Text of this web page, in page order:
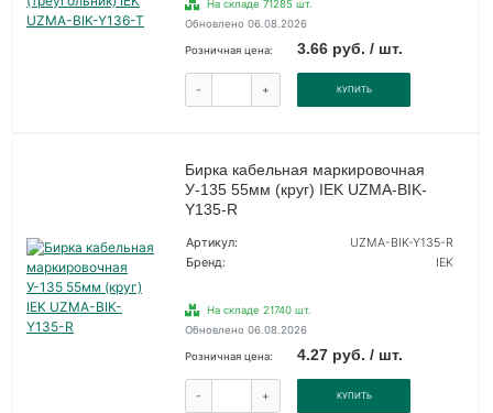
На складе 71285 шт.
Обновлено 06.08.2026
Розничная цена: 3.66 руб. / шт.
- + КУПИТЬ
Бирка кабельная маркировочная
У-135 55мм (круг) IEK UZMA-BIK-
Y135-R
Артикул:
UZMA-BIK-Y135-R
Бренд:
IEK
На складе 21740 шт.
Обновлено 06.08.2026
Розничная цена: 4.27 руб. / шт.
- + КУПИТЬ